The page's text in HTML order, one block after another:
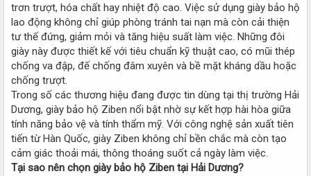
trơn trượt, hóa chất hay nhiệt độ cao. Việc sử dụng giày bảo hộ
lao động không chỉ giúp phòng tránh tai nạn mà còn cải thiện
tư thế đứng, giảm mỏi và tăng hiệu suất làm việc. Những đôi
giày này được thiết kế với tiêu chuẩn kỹ thuật cao, có mũi thép
chống va đập, đế chống đâm xuyên và bề mặt kháng dầu hoặc
chống trượt.
Trong số các thương hiệu đang được tin dùng tại thị trường Hải
Dương, giày bảo hộ Ziben nổi bật nhờ sự kết hợp hài hòa giữa
tính năng bảo vệ và tính thẩm mỹ. Với công nghệ sản xuất tiên
tiến từ Hàn Quốc, giày Ziben không chỉ bền chắc mà còn tạo
cảm giác thoải mái, thông thoáng suốt cả ngày làm việc.
Tại sao nên chọn giày bảo hộ Ziben tại Hải Dương?